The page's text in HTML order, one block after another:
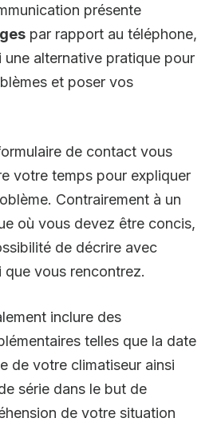
présente
par rapport au téléphone,
alternative pratique pour
et poser vos
de contact vous
votre temps pour expliquer
Contrairement à un
où vous devez être concis,
de décrire avec
que vous rencontrez.
inclure des
telles que la date
de votre climatiseur ainsi
série dans le but de
de votre situation